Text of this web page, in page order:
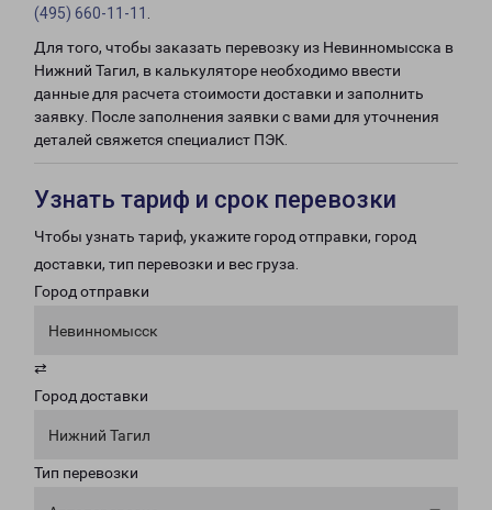
(495) 660-11-11
Для того, чтобы заказать перевозку из Невинномысска в
Нижний Тагил, в калькуляторе необходимо ввести
данные для расчета стоимости доставки и заполнить
заявку. После заполнения заявки с вами для уточнения
деталей свяжется специалист ПЭК.
Узнать тариф и срок перевозки
Чтобы узнать тариф, укажите город отправки, город
доставки, тип перевозки и вес груза.
Город отправки
Невинномысск
⇄
Город доставки
Нижний Тагил
Тип перевозки